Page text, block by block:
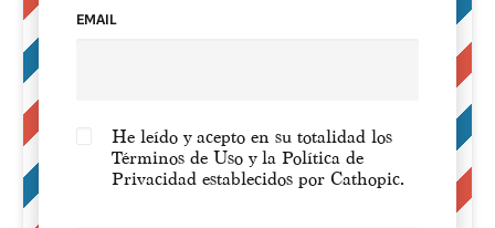
EMAIL
He leído y acepto en su totalidad los
Términos de Uso y la Política de
Privacidad establecidos por Cathopic.